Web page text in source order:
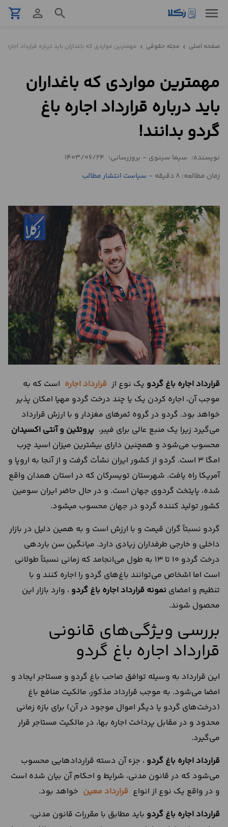
menu
search
person_outline
shopping_cart
نمونه
تنظیم
مشاوره
حقوقی
استعلام
محاسبه
آنلاین
درباره
ما
تماس
با
ما
صفحه اصلی chevron_left مجله حقوقی chevron_left مهمترین مواردی که باغداران باید درباره قرارداد اجاره
مهمترین مواردی که باغداران
باید درباره قرارداد اجاره باغ
گردو بدانند!
نویسنده: سیما سینوی - بروزرسانی: 1403/06/24
زمان مطالعه: 8 دقیقه
- سیاست انتشار مطالب
قرارداد اجاره باغ گردو یک نوع از قرارداد اجاره است که به
موجب آن، اجاره کردن یک یا چند درخت گردو مهیا امکان پذیر
خواهد بود. گردو در گروه ثمرهای مغزدار و با ارزش قرارداد
می‌گیرد زیرا یک منبع عالی برای فیبر، پروتئین و آنتی اکسیدان
محسوب می‌شود و همچنین دارای بیشترین میزان اسید چرب
امگا 3 است. گردو از کشور ایران نشأت گرفت و از آنجا به اروپا و
آمریکا راه یافت. شهرستان تویسرکان که در استان همدان واقع
شده، پایتخت گردوی جهان است. و در حال حاضر ایران سومین
کشور تولید کننده گردو در جهان محسوب می‎شود.
گردو نسبتاً گران قیمت و با ارزش است و به همین دلیل در بازار
داخلی و خارجی طرفداران زیادی دارد. میانگین سن باردهی
درخت گردو 10 تا 13 به طول می‌انجامد که زمانی نسبتاً طولانی
است اما اشخاص می‌توانند باغ‌های گردو را اجاره کنند و با
تنظیم و امضای نمونه قرارداد اجاره باغ گردو ، وارد بازار این
محصول شوند.
بررسی ویژگی‌های قانونی
قرارداد اجاره باغ گردو
این قرارداد به وسیله توافق صاحب باغ گردو و مستاجر ایجاد و
امضا می‌شود. به موجب قرارداد مذکور، مالکیت منافع باغ
(درخت‌های گردو یا دیگر اموال موجود در آن) برای بازه زمانی
محدود و در مقابل پرداخت اجاره بها، در مالکیت مستاجر قرار
می‌گیرد.
قرارداد اجاره باغ گردو ، جزء آن دسته قراردادهایی محسوب
می‌شود که در قانون مدنی، شرایط و احکام آن بیان شده است
و در واقع یک نوع از انواع قرارداد معین خواهد بود.
قرارداد اجاره باغ گردو باید مطابق با مقررات قانون مدنی،